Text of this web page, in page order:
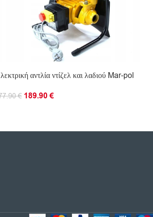
αντλία ντίζελ και λαδιού Mar-pol
€ 189.90€